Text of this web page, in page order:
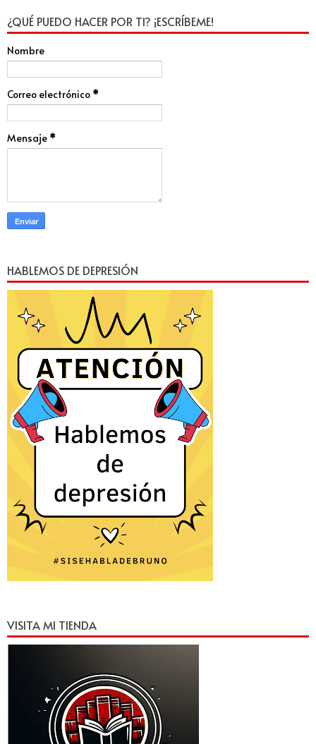
¿QUÉ PUEDO HACER POR TI? ¡ESCRÍBEME!
Nombre
Correo electrónico *
Mensaje *
HABLEMOS DE DEPRESIÓN
VISITA MI TIENDA